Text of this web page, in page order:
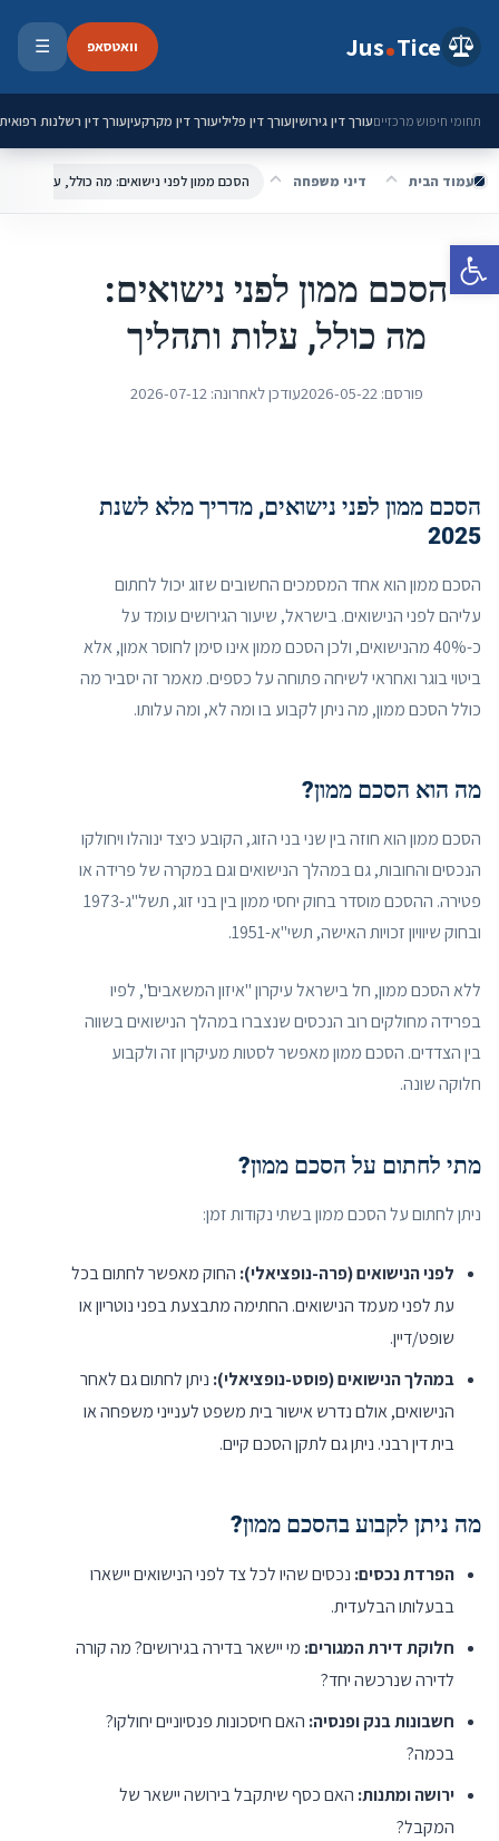
פתח סרגל נגישות
Jus Tice וואטסאפ ☰
תחומי חיפוש מרכזייםעורך דין גירושיןעורך דין פליליעורך דין מקרקעיןעורך דין רשלנות רפואית
עמוד הבית דיני משפחה הסכם ממון לפני נישואים: מה כולל, עלות
הסכם ממון לפני נישואים:
מה כולל, עלות ותהליך
פורסם:2026-05-22עודכן לאחרונה:2026-07-12
הסכם ממון לפני נישואים, מדריך מלא לשנת
2025
הסכם ממון הוא אחד המסמכים החשובים שזוג יכול לחתום
עליהם לפני הנישואים. בישראל, שיעור הגירושים עומד על
כ-40% מהנישואים, ולכן הסכם ממון אינו סימן לחוסר אמון, אלא
ביטוי בוגר ואחראי לשיחה פתוחה על כספים. מאמר זה יסביר מה
כולל הסכם ממון, מה ניתן לקבוע בו ומה לא, ומה עלותו.
מה הוא הסכם ממון?
הסכם ממון הוא חוזה בין שני בני הזוג, הקובע כיצד ינוהלו ויחולקו
הנכסים והחובות, גם במהלך הנישואים וגם במקרה של פרידה או
פטירה. ההסכם מוסדר בחוק יחסי ממון בין בני זוג, תשל"ג-1973
ובחוק שיוויון זכויות האישה, תשי"א-1951.
ללא הסכם ממון, חל בישראל עיקרון "איזון המשאבים", לפיו
בפרידה מחולקים רוב הנכסים שנצברו במהלך הנישואים בשווה
בין הצדדים. הסכם ממון מאפשר לסטות מעיקרון זה ולקבוע
חלוקה שונה.
מתי לחתום על הסכם ממון?
ניתן לחתום על הסכם ממון בשתי נקודות זמן:
לפני הנישואים (פרה-נופציאלי): החוק מאפשר לחתום בכל
עת לפני מעמד הנישואים. החתימה מתבצעת בפני נוטריון או
שופט/דיין.
במהלך הנישואים (פוסט-נופציאלי): ניתן לחתום גם לאחר
הנישואים, אולם נדרש אישור בית משפט לענייני משפחה או
בית דין רבני. ניתן גם לתקן הסכם קיים.
מה ניתן לקבוע בהסכם ממון?
הפרדת נכסים: נכסים שהיו לכל צד לפני הנישואים יישארו
בבעלותו הבלעדית.
חלוקת דירת המגורים: מי יישאר בדירה בגירושים? מה קורה
לדירה שנרכשה יחד?
חשבונות בנק ופנסיה: האם חיסכונות פנסיוניים יחולקו?
בכמה?
ירושה ומתנות: האם כסף שיתקבל בירושה יישאר של
המקבל?